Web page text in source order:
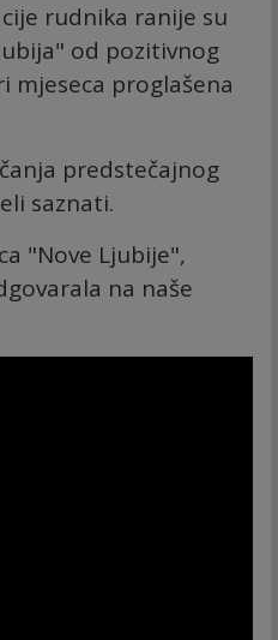
rudnika ranije su
od pozitivnog
mjeseca proglašena
predstečajnog
saznati.
"Nove Ljubije",
na naše